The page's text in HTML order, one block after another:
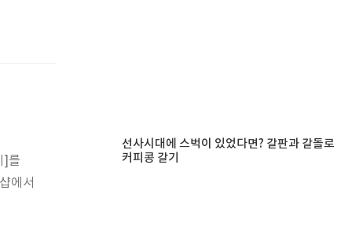
]를
에서
선사시대에 스벅이 있었다면? 갈판과 갈돌로
커피콩 갈기